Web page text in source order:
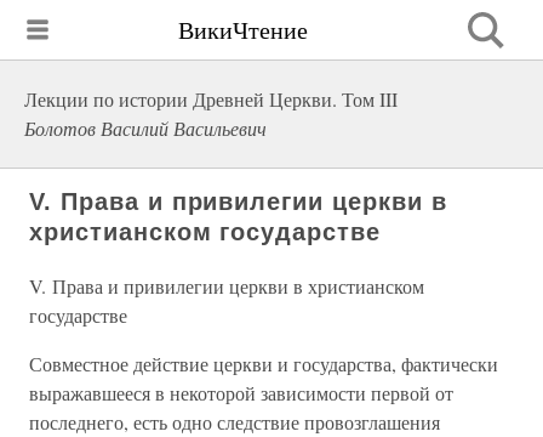
ВикиЧтение
Лекции по истории Древней Церкви. Том III
Болотов Василий Васильевич
V. Права и привилегии церкви в
христианском государстве
V. Права и привилегии церкви в христианском
государстве
Совместное действие церкви и государства, фактически
выражавшееся в некоторой зависимости первой от
последнего, есть одно следствие провозглашения